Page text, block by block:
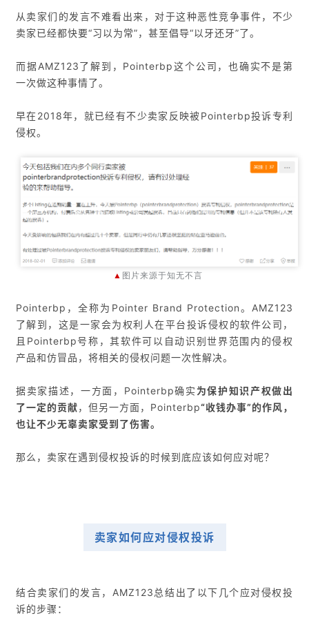
从卖家们的发言不难看出来，对于这种恶性竞争事件，不少
卖家已经都快要“习以为常”，甚至倡导“以牙还牙”了。
而据AMZ123了解到，Pointerbp这个公司，也确实不是第
一次做这种事情了。
早在2018年，就已经有不少卖家反映被Pointerbp投诉专利
侵权。
▲ 图片来源于知无不言
Pointerbp，全称为Pointer Brand Protection。AMZ123
了解到，这是一家会为权利人在平台投诉侵权的软件公司，
且Pointerbp号称，其软件可以自动识别世界范围内的侵权
产品和仿冒品，将相关的侵权问题一次性解决。
据卖家描述，一方面，Pointerbp确实 为保护知识产权做出
了一定的贡献，但另一方面，Pointerbp“收钱办事”的作风，
也让不少无辜卖家受到了伤害。
那么，卖家在遇到侵权投诉的时候到底应该如何应对呢？
卖家如何应对侵权投诉
结合卖家们的发言，AMZ123总结出了以下几个应对侵权投
诉的步骤：